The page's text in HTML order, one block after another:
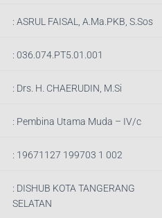
: ASRUL FAISAL, A.Ma.PKB, S.Sos
: 036.074.PT5.01.001
: Drs. H. CHAERUDIN, M.Si
: Pembina Utama Muda – IV/c
: 19671127 199703 1 002
: DISHUB KOTA TANGERANG
SELATAN